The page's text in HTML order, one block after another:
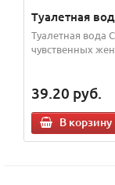
Туалетная
Туалетная вода
чувственных
39.20 руб.
В корзину